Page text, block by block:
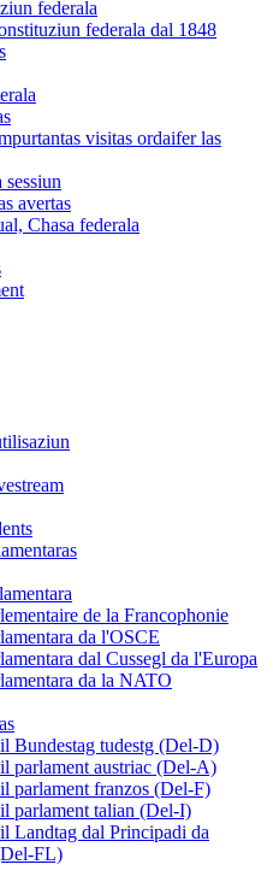
federala
federala dal 1848
visitas ordaifer las
avertas
Chasa federala
de la Francophonie
da l'OSCE
dal Cussegl da l'Europa
da la NATO
Bundestag tudestg (Del-D)
parlament austriac (Del-A)
parlament franzos (Del-F)
parlament talian (Del-I)
Landtag dal Principadi da
FL)